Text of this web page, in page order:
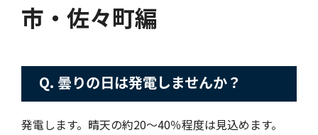
市・佐々町編
Q. 曇りの日は発電しませんか？
発電します。晴天の約20〜40％程度は見込めます。